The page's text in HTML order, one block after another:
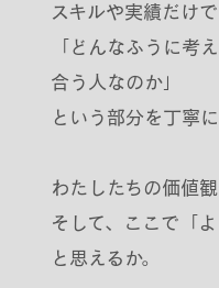
スキルや実績だけで
「どんなふうに考
合う人なのか」
という部分を丁寧に
わたしたちの価値
そして、ここで「
と思えるか。